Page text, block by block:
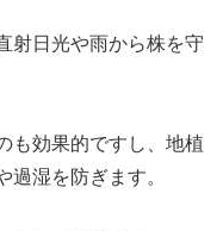
射日光や雨から株を守
も効果的ですし、地植
過湿を防ぎます。